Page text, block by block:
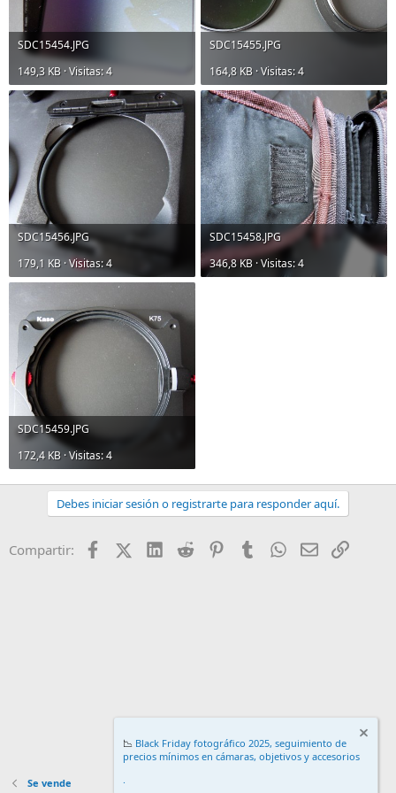
SDC15454.JPG
149,3 KB · Visitas: 4
SDC15455.JPG
164,8 KB · Visitas: 4
SDC15456.JPG
179,1 KB · Visitas: 4
SDC15458.JPG
346,8 KB · Visitas: 4
SDC15459.JPG
172,4 KB · Visitas: 4
Debes iniciar sesión o registrarte para responder aquí.
Compartir: FacebookX (Twitter)
LinkedIn
Reddit PinterestTumblr WhatsApp
EmailEnlace
Se vende
📉 Black Friday fotográfico 2025, seguimiento de
precios mínimos en cámaras, objetivos y accesorios
.